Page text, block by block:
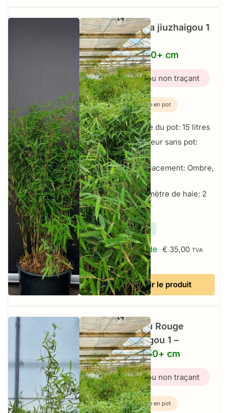
Fargesia jiuzhaigou 1
–
15L – 150+ cm
Bambou non traçant
Plante en pot
Taille du pot: 15 litres
Hauteur sans pot:
150+ cm
Emplacement: Ombre,
Soleil
Par mètre de haie: 2
par mètre
✔En stock
À partir de € 35,00 TVA
incluse
Voir le produit
Bambou Rouge
Jiuzhaigou 1 –
25L – 150+ cm
Bambou non traçant
Plante en pot